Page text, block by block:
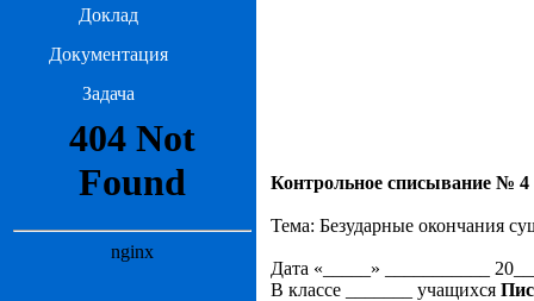
Доклад
Документация
Задача
Контрольное списывание № 4
Тема: Безударные окончания
Дата «_____» ___________
В классе _______ учащихся